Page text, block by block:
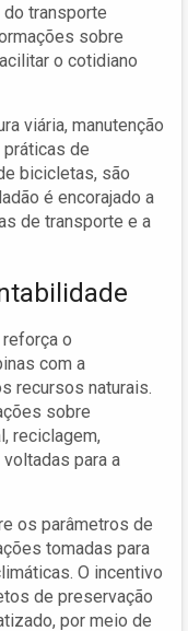
transporte
sobre
o cotidiano
viária, manutenção
de
bicicletas, são
é encorajado a
de transporte e a
o
com a
recursos naturais.
sobre
reciclagem,
para a
os parâmetros de
tomadas para
O incentivo
de preservação
por meio de